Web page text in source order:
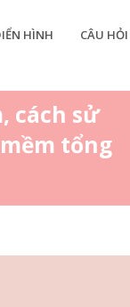
HÌNH CÂU
cách sử
tổng